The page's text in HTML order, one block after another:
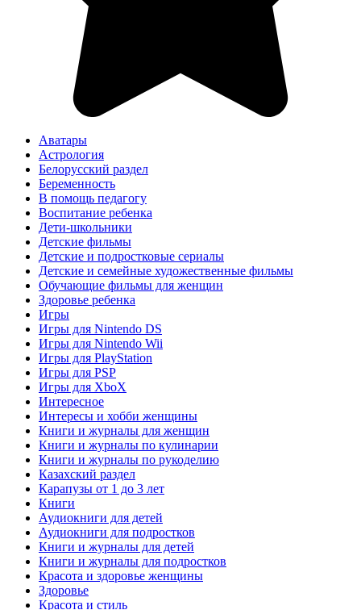
Аватары
Астрология
Белорусский раздел
Беременность
В помощь педагогу
Воспитание ребенка
Дети-школьники
Детские фильмы
Детские и подростковые сериалы
Детские и семейные художественные фильмы
Обучающие фильмы для женщин
Здоровье ребенка
Игры
Игры для Nintendo DS
Игры для Nintendo Wii
Игры для PlayStation
Игры для PSP
Игры для XboX
Интересное
Интересы и хобби женщины
Книги и журналы для женщин
Книги и журналы по кулинарии
Книги и журналы по рукоделию
Казахский раздел
Карапузы от 1 до 3 лет
Книги
Аудиокниги для детей
Аудиокниги для подростков
Книги и журналы для детей
Книги и журналы для подростков
Красота и здоровье женщины
Здоровье
Красота и стиль